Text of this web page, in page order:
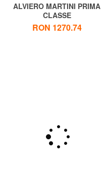
ALVIERO MARTINI PRIMA
CLASSE
ALVIERO MARTINI 1 ^ CLASA
Geantă mare de umăr
RON 1270.74